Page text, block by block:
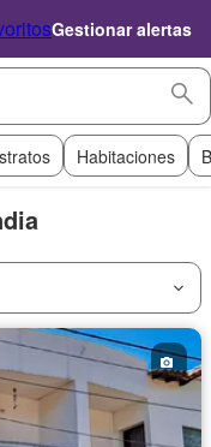
Gestionar alertas
Habitaciones